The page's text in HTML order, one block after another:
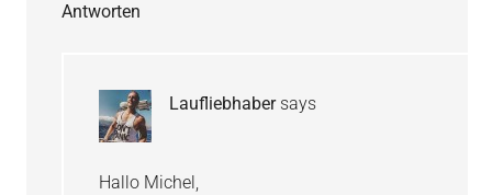
Antworten
Laufliebhaber says
Hallo Michel,